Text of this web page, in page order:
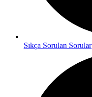
Sıkça Sorulan Sorular